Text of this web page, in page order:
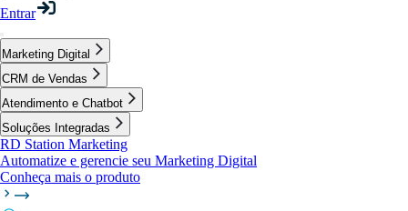
Entrar
Marketing Digital
CRM de Vendas
Atendimento e Chatbot
Soluções Integradas
RD Station Marketing
Automatize e gerencie seu Marketing Digital
Conheça mais o produto